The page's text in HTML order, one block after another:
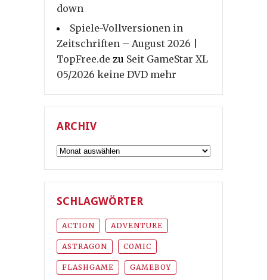
down
Spiele-Vollversionen in
Zeitschriften – August 2026 |
TopFree.de zu Seit GameStar XL
05/2026 keine DVD mehr
ARCHIV
Archiv
SCHLAGWÖRTER
ACTION ADVENTURE
ASTRAGON COMIC
FLASHGAME GAMEBOY